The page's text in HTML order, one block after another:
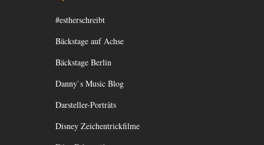
#estherschreibt
Bäckstage auf Achse
Bäckstage Berlin
Danny`s Music Blog
Darsteller-Porträts
Disney Zeichentrickfilme